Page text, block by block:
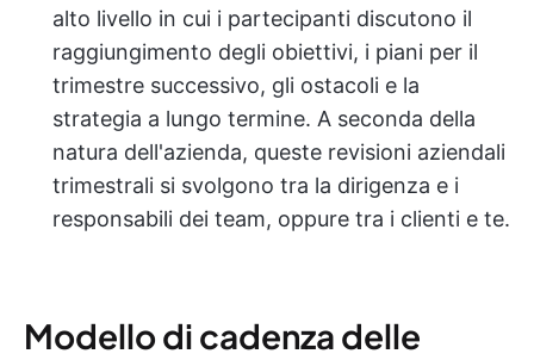
alto livello in cui i partecipanti discutono il
raggiungimento degli obiettivi, i piani per il
trimestre successivo, gli ostacoli e la
strategia a lungo termine. A seconda della
natura dell'azienda, queste revisioni aziendali
trimestrali si svolgono tra la dirigenza e i
responsabili dei team, oppure tra i clienti e te.
Modello di cadenza delle